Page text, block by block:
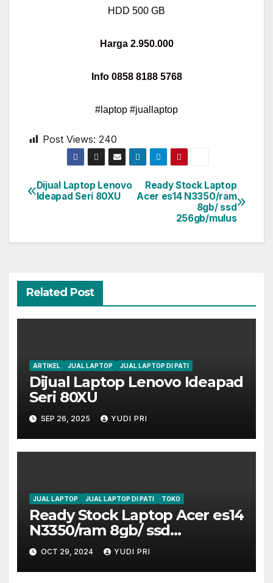
HDD 500 GB
Harga 2.950.000
Info 0858 8188 5768
#laptop #juallaptop
Post Views: 240
Ready Stock Laptop
Acer es14 N3350/ram
8gb/ ssd
256gb/mulus
Dijual Laptop Lenovo
Ideapad Seri 80XU
Related Post
ARTIKEL JUAL LAPTOP JUAL LAPTOP DI PATI
Dijual Laptop Lenovo Ideapad
Seri 80XU
SEP 26, 2025 YUDI PRI
JUAL LAPTOP JUAL LAPTOP DI PATI TOKO
Ready Stock Laptop Acer es14
N3350/ram 8gb/ ssd
256gb/mulus
OCT 29, 2024 YUDI PRI